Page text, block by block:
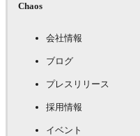
Chaos
会社情報
ブログ
プレスリリース
採用情報
イベント